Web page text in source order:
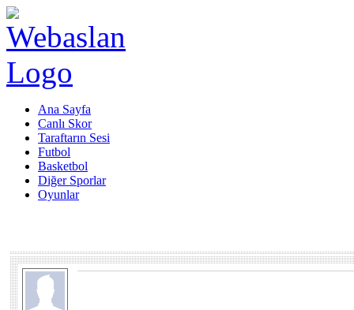
Ana Sayfa
Canlı Skor
Taraftarın Sesi
Futbol
Basketbol
Diğer Sporlar
Oyunlar